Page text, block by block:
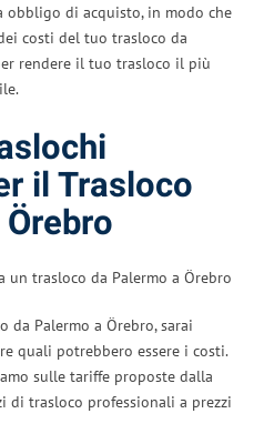
obbligo di acquisto, in modo che
costi del tuo trasloco da
rendere il tuo trasloco il più
il Trasloco
un trasloco da Palermo a Örebro
da Palermo a Örebro, sarai
quali potrebbero essere i costi.
sulle tariffe proposte dalla
di trasloco professionali a prezzi